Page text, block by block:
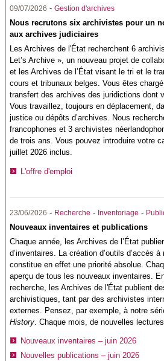
09/07/2026 -Gestion d'archives
Nous recrutons six archivistes pour un
aux archives judiciaires
LesArchives de l'Étatrecherchent 6
Let’s Archive », un nouveau projet de
et les Archives de l’État visant le tri et le
cours et tribunaux belges. Vous êtes
transfert des archives des juridictions dont
Vous travaillez, toujours en déplacement,
justice ou dépôts d’archives. Nous
francophones et 3 archivistes
de trois ans. Vous pouvez introduire votre
juillet 2026 inclus.
L'offre d'emploi
23/06/2026 - Recherche - Inventoriage -
Nouveaux inventaires et publications
Chaque année, les Archives de l’État
d’inventaires. La création d’outils d’accès
constitue en effet une priorité absolue.
aperçu de tous les nouveaux inventaires.
recherche, les Archives de l'État publient
archivistiques, tant par des archivistes
externes. Pensez, par exemple, à notre
History . Chaque mois, de nouvelles
Nouveaux inventaires – juin 2026
Nouvelles publications – juin 2026